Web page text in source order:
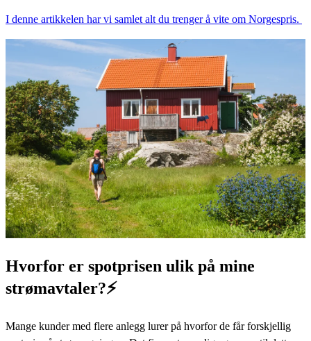
I denne artikkelen har vi samlet alt du trenger å vite om Norgespris.
Hvorfor er spotprisen ulik på mine
strømavtaler?⚡
Mange kunder med flere anlegg lurer på hvorfor de får forskjellig